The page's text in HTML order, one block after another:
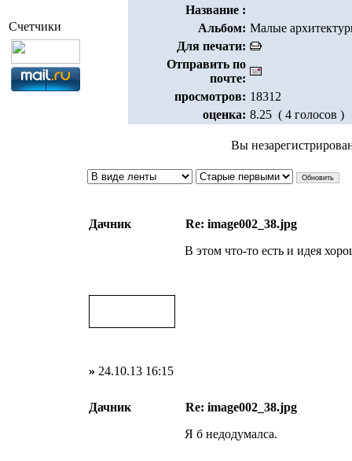
Счетчики
Название :
Альбом: Малые
Для печати:
Отправить по
почте:
просмотров: 18312
оценка: 8.25 ( 4 голосов )
Вы
Дачник
Re: image002_38.jpg
В этом что-то есть и идея
» 24.10.13 16:15
Дачник
Re: image002_38.jpg
Я б недодумалса.